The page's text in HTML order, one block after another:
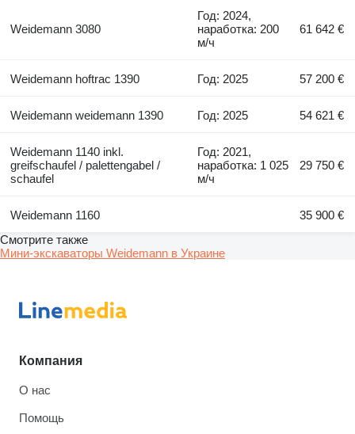
Weidemann 3080
Год: 2024,
наработка: 200
м/ч
61 642 €
Weidemann hoftrac 1390 Год: 2025 57 200 €
Weidemann weidemann 1390 Год: 2025 54 621 €
Weidemann 1140 inkl.
greifschaufel / palettengabel /
schaufel
Год: 2021,
наработка: 1 025
м/ч
29 750 €
Weidemann 1160
35 900 €
Смотрите также
Мини-экскаваторы Weidemann в Украине
Компания
О нас
Помощь